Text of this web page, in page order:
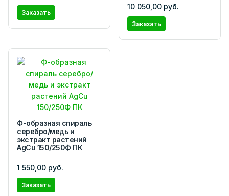
Заказать
10 050,00 руб.
Заказать
Ф-образная спираль
серебро/медь и
экстракт растений
AgCu 150/250Ф ПК
1 550,00 руб.
Заказать